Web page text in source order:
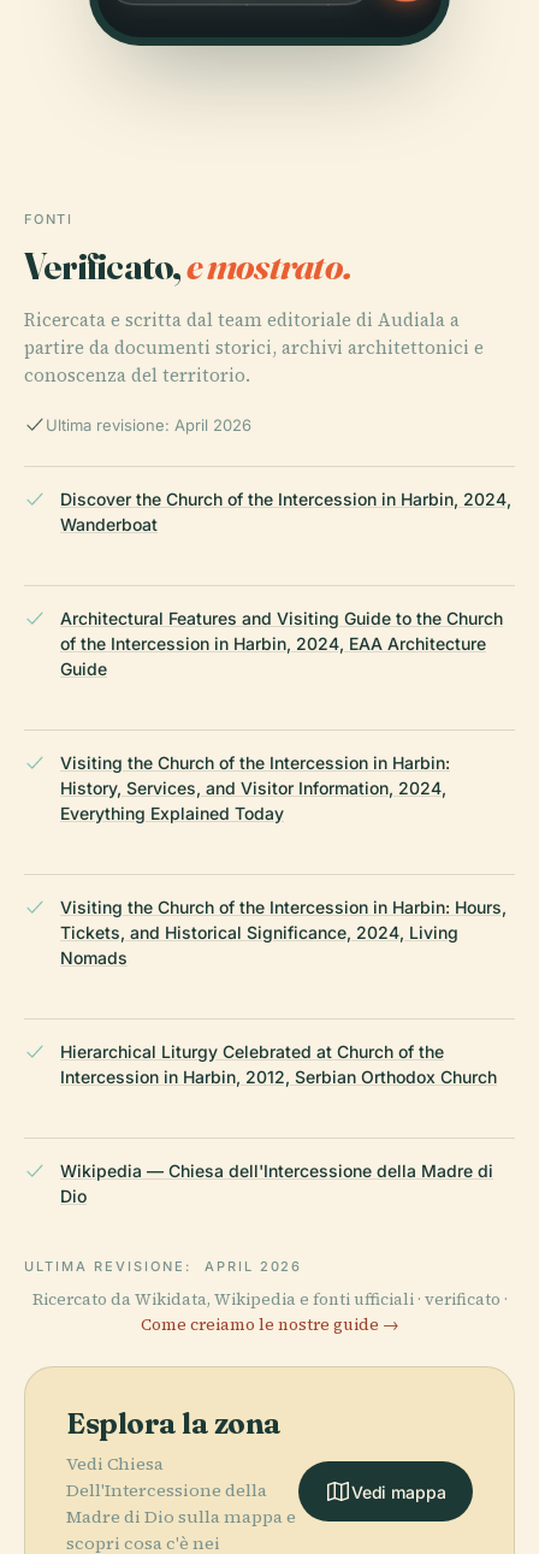
FONTI
Verificato,e mostrato.
Ricercata e scritta dal team editoriale di Audiala a
partire da documenti storici, archivi architettonici e
conoscenza del territorio.
Ultima revisione: April 2026
Discover the Church of the Intercession in Harbin, 2024,
Wanderboat
Architectural Features and Visiting Guide to the Church
of the Intercession in Harbin, 2024, EAA Architecture
Guide
Visiting the Church of the Intercession in Harbin:
History, Services, and Visitor Information, 2024,
Everything Explained Today
Visiting the Church of the Intercession in Harbin: Hours,
Tickets, and Historical Significance, 2024, Living
Nomads
Hierarchical Liturgy Celebrated at Church of the
Intercession in Harbin, 2012, Serbian Orthodox Church
Wikipedia — Chiesa dell'Intercessione della Madre di
Dio
ULTIMA REVISIONE: APRIL 2026
Ricercato da Wikidata, Wikipedia e fonti ufficiali · verificato ·
Come creiamo le nostre guide →
Esplora la zona
Vedi Chiesa
Dell'Intercessione della
Madre di Dio sulla mappa e
scopri cosa c'è nei
Vedi mappa